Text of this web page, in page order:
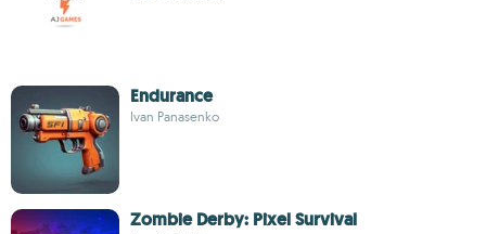
Endurance
Ivan Panasenko
Zombie Derby: Pixel Survival